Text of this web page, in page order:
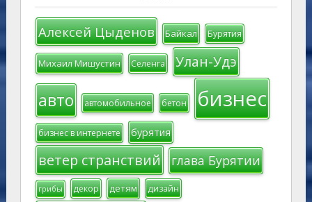
Алексей Цыденов Байкал Бурятия
Михаил Мишустин Селенга Улан-Удэ
авто автомобильное бетон бизнес
бизнес в интернете бурятия
ветер странствий глава Бурятии
грибы декор детям дизайн